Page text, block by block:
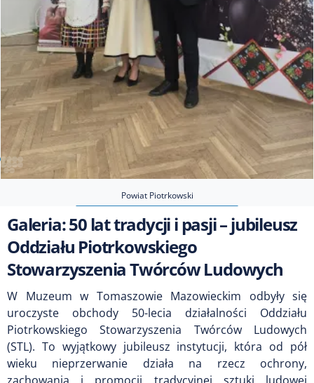
Powiat Piotrkowski
Galeria: 50 lat tradycji i pasji – jubileusz
Oddziału Piotrkowskiego
Stowarzyszenia Twórców Ludowych
W Muzeum w Tomaszowie Mazowieckim odbyły się
uroczyste obchody 50-lecia działalności Oddziału
Piotrkowskiego Stowarzyszenia Twórców Ludowych
(STL). To wyjątkowy jubileusz instytucji, która od pół
wieku nieprzerwanie działa na rzecz ochrony,